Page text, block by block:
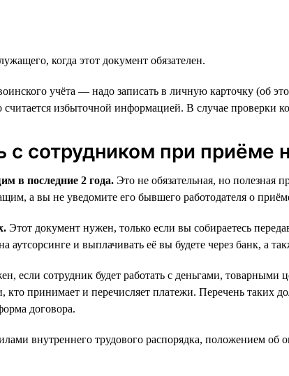
когда этот документ обязателен.
учёта — надо записать в личную карточку (об
избыточной информацией. В случае проверки
сотрудником при приёме
в последние 2 года. Это не обязательная, но полезная
а вы не уведомите его бывшего работодателя о
Этот документ нужен, только если вы собираетесь
аутсорсинге и выплачивать её вы будете через банк, а
если сотрудник будет работать с деньгами,
принимает и перечисляет платежи. Перечень таких
договора.
внутреннего трудового распорядка, положением об